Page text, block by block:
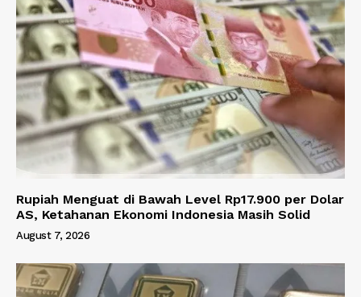
Rupiah Menguat di Bawah Level Rp17.900 per Dolar
AS, Ketahanan Ekonomi Indonesia Masih Solid
August 7, 2026